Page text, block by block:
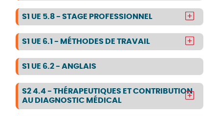
S1 UE 5.8 - STAGE PROFESSIONNEL
S1 UE 6.1 - MÉTHODES DE TRAVAIL
S1 UE 6.2 - ANGLAIS
S2 4.4 - THÉRAPEUTIQUES ET CONTRIBUTION
AU DIAGNOSTIC MÉDICAL